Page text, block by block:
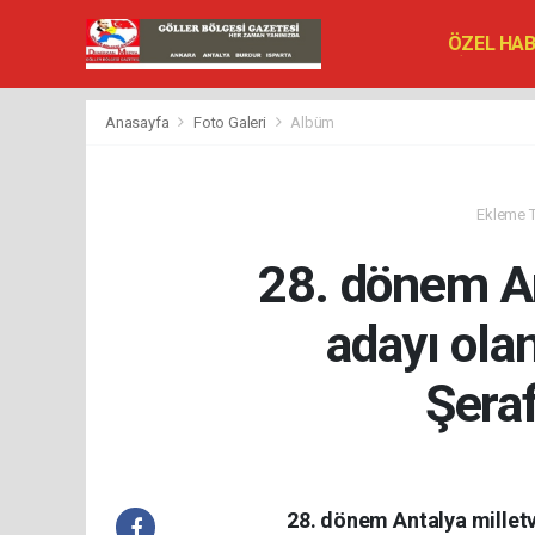
ÖZEL
VEFAT
Anasayfa Foto Galeri Albüm
Ekleme
28. dönem
adayı
28. dönem Antalya